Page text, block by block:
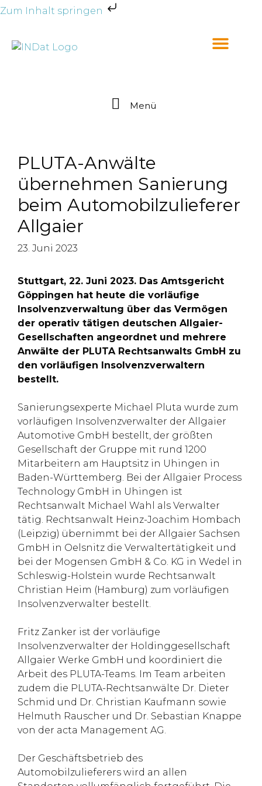
Zum Inhalt springen
Menü
PLUTA-Anwälte
übernehmen Sanierung
beim Automobilzulieferer
Allgaier
23. Juni 2023
Stuttgart, 22. Juni 2023. Das Amtsgericht
Göppingen hat heute die vorläufige
Insolvenzverwaltung über das Vermögen
der operativ tätigen deutschen Allgaier-
Gesellschaften angeordnet und mehrere
Anwälte der PLUTA Rechtsanwalts GmbH zu
den vorläufigen Insolvenzverwaltern
bestellt.
Sanierungsexperte Michael Pluta wurde zum
vorläufigen Insolvenzverwalter der Allgaier
Automotive GmbH bestellt, der größten
Gesellschaft der Gruppe mit rund 1200
Mitarbeitern am Hauptsitz in Uhingen in
Baden-Württemberg. Bei der Allgaier Process
Technology GmbH in Uhingen ist
Rechtsanwalt Michael Wahl als Verwalter
tätig. Rechtsanwalt Heinz-Joachim Hombach
(Leipzig) übernimmt bei der Allgaier Sachsen
GmbH in Oelsnitz die Verwaltertätigkeit und
bei der Mogensen GmbH & Co. KG in Wedel in
Schleswig-Holstein wurde Rechtsanwalt
Christian Heim (Hamburg) zum vorläufigen
Insolvenzverwalter bestellt.
Fritz Zanker ist der vorläufige
Insolvenzverwalter der Holdinggesellschaft
Allgaier Werke GmbH und koordiniert die
Arbeit des PLUTA-Teams. Im Team arbeiten
zudem die PLUTA-Rechtsanwälte Dr. Dieter
Schmid und Dr. Christian Kaufmann sowie
Helmuth Rauscher und Dr. Sebastian Knappe
von der acta Management AG.
Der Geschäftsbetrieb des
Automobilzulieferers wird an allen